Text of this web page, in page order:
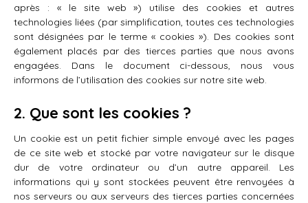
après : « le site web ») utilise des cookies et autres
technologies liées (par simplification, toutes ces technologies
sont désignées par le terme « cookies »). Des cookies sont
également placés par des tierces parties que nous avons
engagées. Dans le document ci-dessous, nous vous
informons de l’utilisation des cookies sur notre site web.
2. Que sont les cookies ?
Un cookie est un petit fichier simple envoyé avec les pages
de ce site web et stocké par votre navigateur sur le disque
dur de votre ordinateur ou d’un autre appareil. Les
informations qui y sont stockées peuvent être renvoyées à
nos serveurs ou aux serveurs des tierces parties concernées